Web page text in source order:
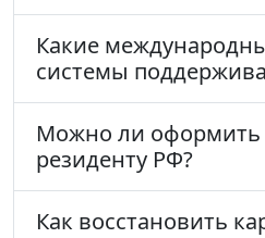
Какие
системы
Можно ли оформить
резиденту РФ?
Как восстановить